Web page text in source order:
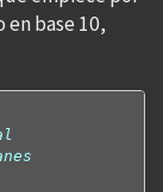
en base 10,